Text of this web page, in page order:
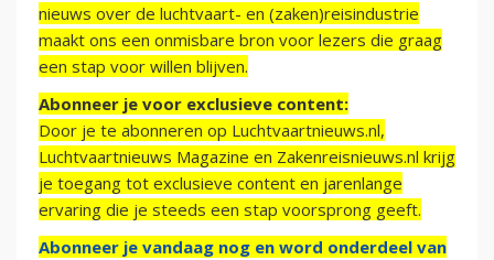
nieuws over de luchtvaart- en (zaken)reisindustrie
maakt ons een onmisbare bron voor lezers die graag
een stap voor willen blijven.
Abonneer je voor exclusieve content:
Door je te abonneren op Luchtvaartnieuws.nl,
Luchtvaartnieuws Magazine en Zakenreisnieuws.nl krijg
je toegang tot exclusieve content en jarenlange
ervaring die je steeds een stap voorsprong geeft.
Abonneer je vandaag nog en word onderdeel van